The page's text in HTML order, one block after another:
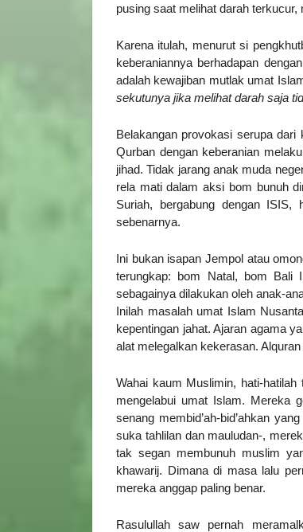
pusing saat melihat darah
Karena itulah, menurut si
keberaniannya berhadapan
adalah kewajiban mutlak umat
sekutunya jika melihat darah saja
Belakangan provokasi serupa
Qurban dengan keberanian
jihad. Tidak jarang anak muda
rela mati dalam aksi bom bunuh
Suriah, bergabung dengan
sebenarnya.
Ini bukan isapan Jempol atau
terungkap: bom Natal, bom Bali
sebagainya dilakukan oleh anak-
Inilah masalah umat Islam
kepentingan jahat. Ajaran agama
alat melegalkan kekerasan.
Wahai kaum Muslimin, hati-
mengelabui umat Islam. Mereka
senang membid’ah-bid’ahkan
suka tahlilan dan mauludan-,
tak segan membunuh muslim
khawarij. Dimana di masa lalu
mereka anggap paling benar.
Rasulullah saw pernah